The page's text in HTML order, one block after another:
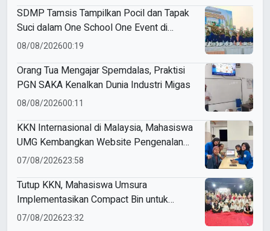
SDMP Tamsis Tampilkan Pocil dan Tapak
Suci dalam One School One Event di
Mojokerto
08/08/202600:19
Orang Tua Mengajar Spemdalas, Praktisi
PGN SAKA Kenalkan Dunia Industri Migas
08/08/202600:11
KKN Internasional di Malaysia, Mahasiswa
UMG Kembangkan Website Pengenalan
Budaya Indonesia
07/08/202623:58
Tutup KKN, Mahasiswa Umsura
Implementasikan Compact Bin untuk
Sampah Anorganik di Ketabang
07/08/202623:32